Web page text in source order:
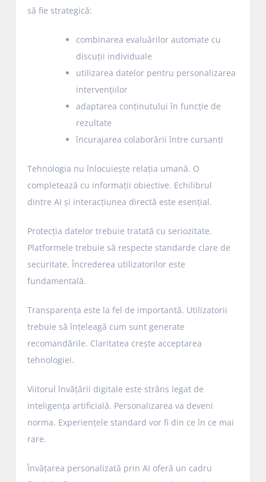
să fie strategică:
combinarea evaluărilor automate cu
discuții individuale
utilizarea datelor pentru personalizarea
intervențiilor
adaptarea conținutului în funcție de
rezultate
încurajarea colaborării între cursanți
Tehnologia nu înlocuiește relația umană. O
completează cu informații obiective. Echilibrul
dintre AI și interacțiunea directă este esențial.
Protecția datelor trebuie tratată cu seriozitate.
Platformele trebuie să respecte standarde clare de
securitate. Încrederea utilizatorilor este
fundamentală.
Transparența este la fel de importantă. Utilizatorii
trebuie să înțeleagă cum sunt generate
recomandările. Claritatea crește acceptarea
tehnologiei.
Viitorul învățării digitale este strâns legat de
inteligența artificială. Personalizarea va deveni
norma. Experiențele standard vor fi din ce în ce mai
rare.
Învățarea personalizată prin AI oferă un cadru